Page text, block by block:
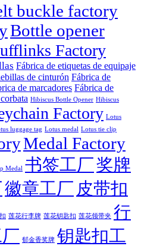
buckle factory
Bottle opener
Factory
Fábrica de etiquetas de equipaje
de cinturón Fábrica de
de marcadores Fábrica de
Hibiscus Bottle Opener Hibiscus
Factory Lotus
luggage tag Lotus medal Lotus tie clip
Medal Factory
Medal 书签工厂奖牌
徽章工厂 皮带扣
莲花行李牌 莲花钥匙扣 莲花领带夹 行
郁金香奖牌 钥匙扣工